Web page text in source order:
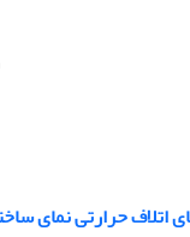
اتلاف حرارتی نمای